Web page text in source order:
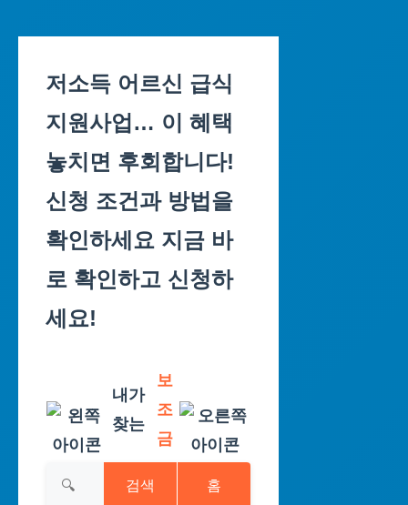
content
저소득 어르신 급식
지원사업… 이 혜택
놓치면 후회합니다!
신청 조건과 방법을
확인하세요 지금 바
로 확인하고 신청하
세요!
내가
찾는
보
조
금
검색 홈